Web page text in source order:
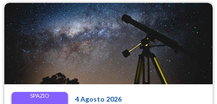
SPAZIO 4 Agosto 2026